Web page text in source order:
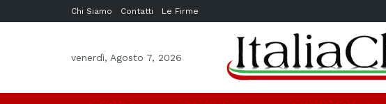
Chi Siamo Contatti Le Firme
venerdì, Agosto 7, 2026